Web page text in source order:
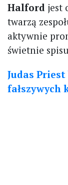
Halford jest
twarzą
aktywnie
świetnie
Judas
fałszywych